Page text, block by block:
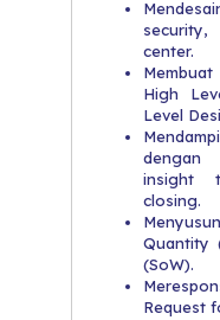
center.
High
Level
dengan
insight
closing.
Quantity
(SoW).
Request